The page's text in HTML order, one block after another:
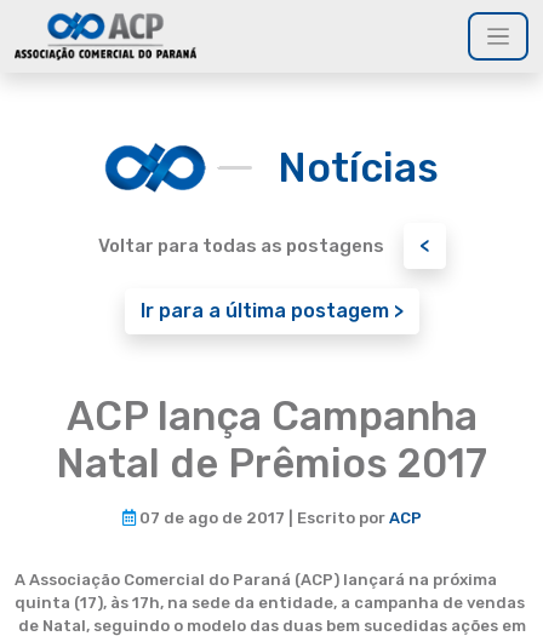
Notícias
Voltar para todas as postagens <
Ir para a última postagem >
ACP lança Campanha
Natal de Prêmios 2017
07 de ago de 2017 | Escrito por ACP
A Associação Comercial do Paraná (ACP) lançará na próxima
quinta (17), às 17h, na sede da entidade, a campanha de vendas
de Natal, seguindo o modelo das duas bem sucedidas ações em